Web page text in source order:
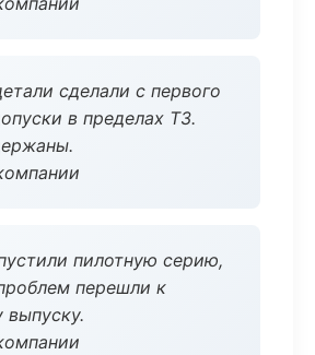
сделали с первого
в пределах ТЗ.
пилотную серию,
перешли к